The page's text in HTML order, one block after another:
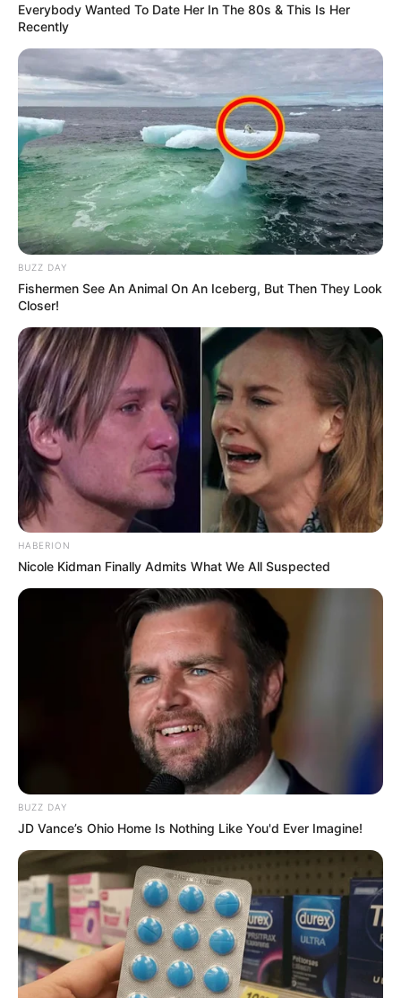
Serem! 9 Chat Ojek Online &
Pelanggan Ini Bikin Auto
Merinding
Bikin Ngakak, 10 Potret
Cosplay Murah Pakai Bahan
Anti Mainstream, 10 Cara
Membawa Barang Belanjaan
Versi Warga Thailand
Everybody Wanted To Date Her In The 80s & This Is Her
Recently
BUZZ DAY
Fishermen See An Animal On An Iceberg, But Then They Look
Closer!
HABERION
Nicole Kidman Finally Admits What We All Suspected
BUZZ DAY
JD Vance’s Ohio Home Is Nothing Like You'd Ever Imagine!